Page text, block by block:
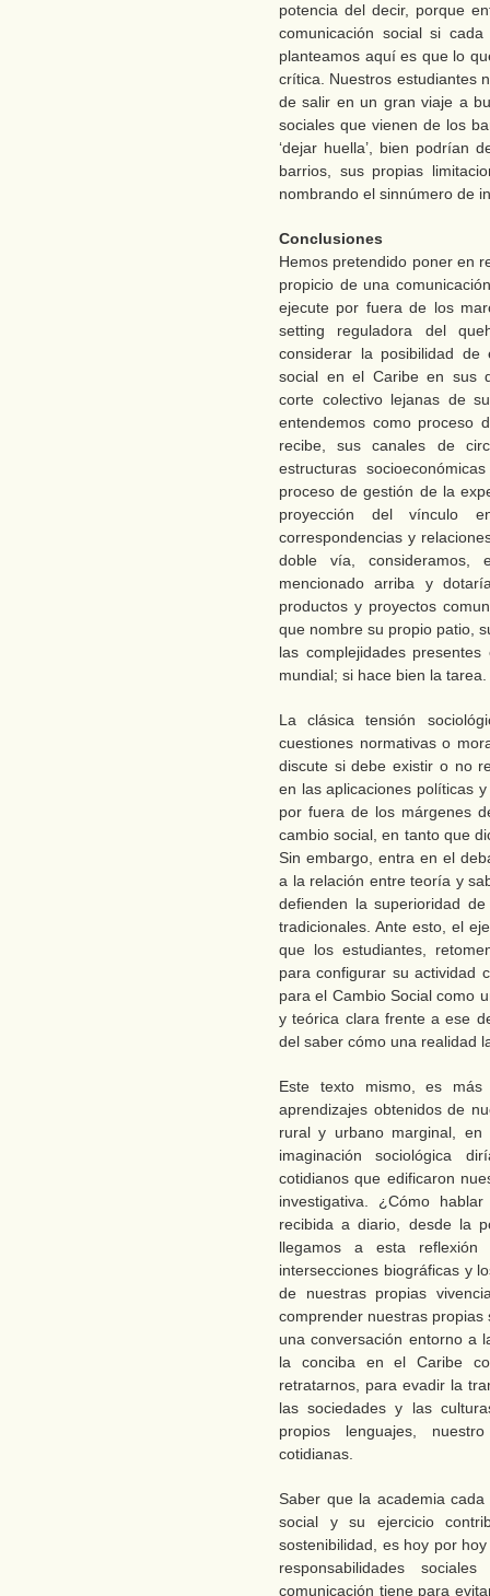
potencia del decir, porque
comunicación social si
planteamos aquí es que lo
crítica. Nuestros estudiantes
de salir en un gran viaje a
sociales que vienen de los
‘dejar huella’, bien podrían
barrios, sus propias
nombrando el sinnúmero de
Conclusiones
Hemos pretendido poner en
propicio de una
ejecute por fuera de los
setting reguladora del
considerar la posibilidad de
social en el Caribe en sus
corte colectivo lejanas de
entendemos como proceso
recibe, sus canales de
estructuras
proceso de gestión de la
proyección del vínculo
correspondencias y
doble vía, consideramos,
mencionado arriba y
productos y proyectos
que nombre su propio patio,
las complejidades
mundial; si hace bien la tarea.
La clásica tensión
cuestiones normativas o
discute si debe existir o no
en las aplicaciones políticas
por fuera de los márgenes
cambio social, en tanto que
Sin embargo, entra en el
a la relación entre teoría y
defienden la superioridad
tradicionales. Ante esto, el
que los estudiantes,
para configurar su actividad
para el Cambio Social como
y teórica clara frente a ese
del saber cómo una realidad
Este texto mismo, es
aprendizajes obtenidos de
rural y urbano marginal, en
imaginación sociológica
cotidianos que edificaron
investigativa. ¿Cómo
recibida a diario, desde la
llegamos a esta
intersecciones biográficas y
de nuestras propias
comprender nuestras
una conversación entorno a
la conciba en el Caribe
retratarnos, para evadir la
las sociedades y las
propios lenguajes,
cotidianas.
Saber que la academia
social y su ejercicio
sostenibilidad, es hoy por
responsabilidades
comunicación tiene para